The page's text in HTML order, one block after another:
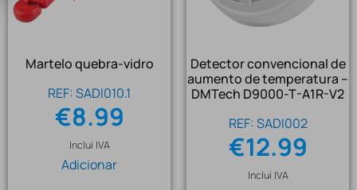
Martelo quebra-vidro
REF: SADI010.1
€8.99
Inclui IVA
Adicionar
Detector convencional de
aumento de temperatura –
DMTech D9000-T-A1R-V2
REF: SADI002
€12.99
Inclui IVA